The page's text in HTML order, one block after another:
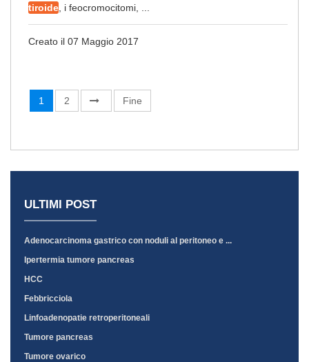
tiroide , i feocromocitomi, ...
Creato il 07 Maggio 2017
1 2 Fine
ULTIMI POST
Adenocarcinoma gastrico con noduli al peritoneo e ...
Ipertermia tumore pancreas
HCC
Febbricciola
Linfoadenopatie retroperitoneali
Tumore pancreas
Tumore ovarico